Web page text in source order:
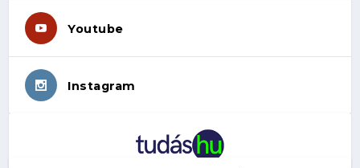
Youtube
Instagram